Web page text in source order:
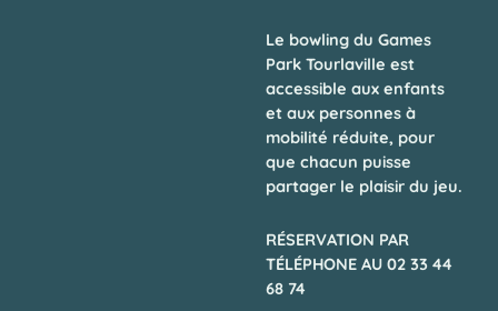
Le bowling du Games
Park Tourlaville est
accessible aux enfants
et aux personnes à
mobilité réduite, pour
que chacun puisse
partager le plaisir du jeu.
RÉSERVATION PAR
TÉLÉPHONE AU 02 33 44
68 74